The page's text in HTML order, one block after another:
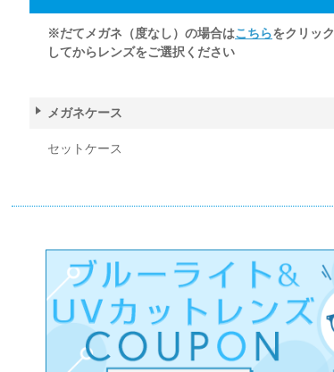
※だてメガネ（度なし）の場合はこちらをクリック
してからレンズをご選択ください
メガネケース
セットケース